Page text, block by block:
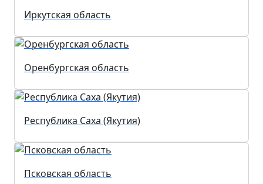
Иркутская область
Оренбургская область
Республика Саха (Якутия)
Псковская область